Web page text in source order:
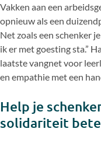
Vakken aan een
opnieuw als een
Net zoals een schenker
ik er met goesting sta.”
laatste vangnet voor
en empathie met een
Help je
solidariteit